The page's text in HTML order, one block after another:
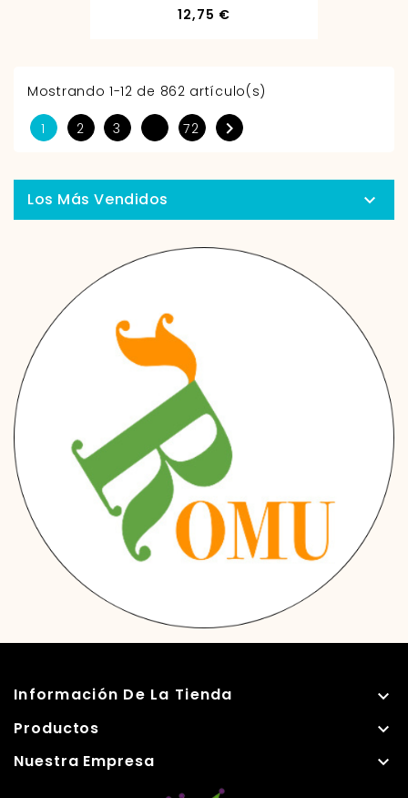
12,75 €Precio
Mostrando 1-12 de 862 artículo(s)
1 2 3 72 
Los Más Vendidos 
Información De La Tienda 
Productos 
Nuestra Empresa 